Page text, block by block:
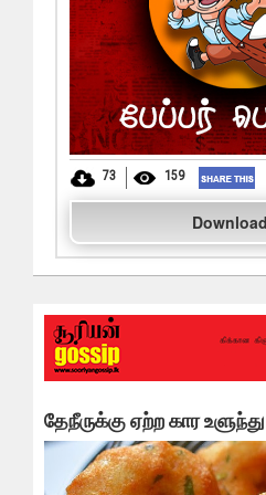
73 159
தேநீருக்கு ஏற்ற கார